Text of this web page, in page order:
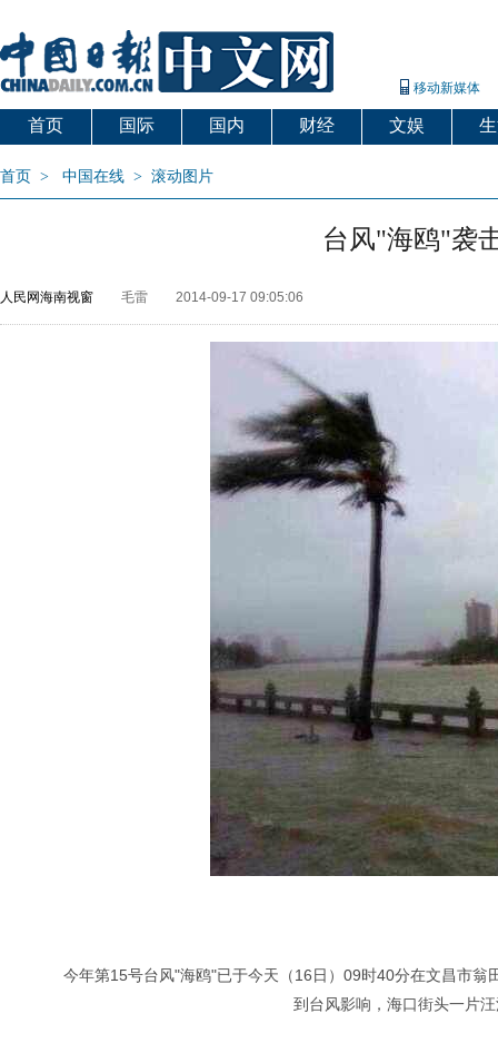
移动新媒体
首页 国际 国内 财经 文娱
首页 > 中国在线 > 滚动图片
台风"海鸥"袭
人民网海南视窗 毛雷 2014-09-17 09:05:06
今年第15号台风"海鸥"已于今天（16日）09时40分在文昌市翁
到台风影响，海口街头一片